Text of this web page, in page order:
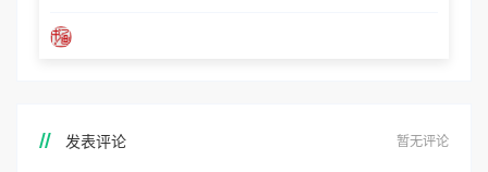
发表评论 暂无评论